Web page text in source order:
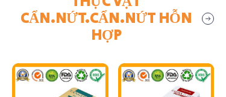
CẨN.NỨT.CẨN.NỨT HỖN
HỢP